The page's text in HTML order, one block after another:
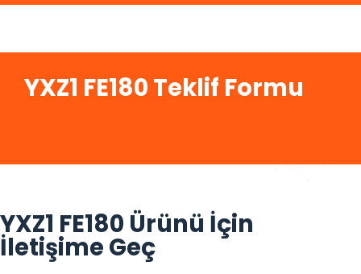
YXZ1 FE180 Teklif Formu
YXZ1 FE180 Ürünü İçin
İletişime Geç